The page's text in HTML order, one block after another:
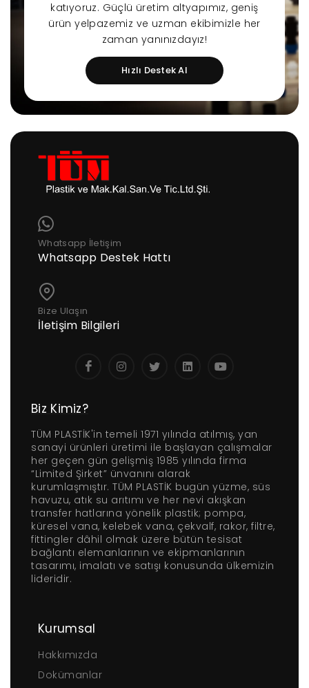
katıyoruz. Güçlü üretim altyapımız, geniş
ürün yelpazemiz ve uzman ekibimizle her
zaman yanınızdayız!
Hızlı Destek Al
Whatsapp İletişim
Whatsapp Destek Hattı
Bize Ulaşın
İletişim Bilgileri
Biz Kimiz?
TÜM PLASTİK'in temeli 1971 yılında atılmış, yan
sanayi ürünleri üretimi ile başlayan çalışmalar
her geçen gün gelişmiş 1985 yılında firma
“Limited Şirket” ünvanını alarak
kurumlaşmıştır. TÜM PLASTİK bugün yüzme, süs
havuzu, atık su arıtımı ve her nevi akışkan
transfer hatlarına yönelik plastik; pompa,
küresel vana, kelebek vana, çekvalf, rakor, filtre,
fittingler dâhil olmak üzere bütün tesisat
bağlantı elemanlarının ve ekipmanlarının
tasarımı, imalatı ve satışı konusunda ülkemizin
lideridir.
Kurumsal
Hakkımızda
Dokümanlar